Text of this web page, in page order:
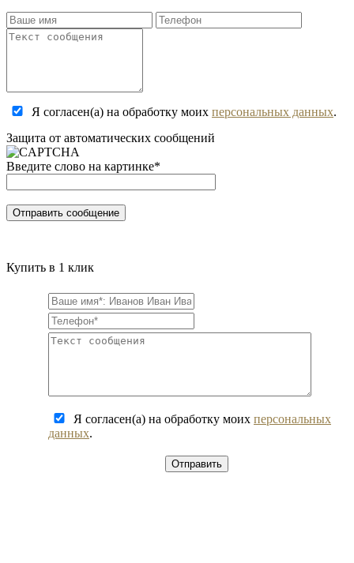
Я согласен(а) на обработку моих персональных данных.
Защита от автоматических сообщений
Введите слово на картинке*
Купить в 1 клик
Я согласен(а) на обработку моих персональных
данных.